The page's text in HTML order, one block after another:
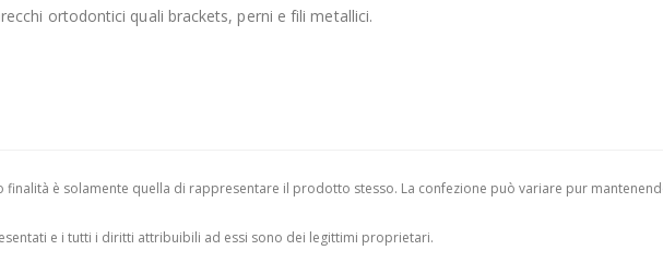
ortodontici quali brackets, perni e fili metallici.
è solamente quella di rappresentare il prodotto stesso. La confezione può variare pur
e i tutti i diritti attribuibili ad essi sono dei legittimi proprietari.